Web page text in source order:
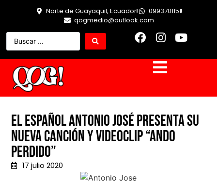
Norte de Guayaquil, Ecuador
0993701151
qogmedio@outlook.com
El español Antonio José presenta su
nueva canción y videoclip “Ando
Perdido”
17 julio 2020